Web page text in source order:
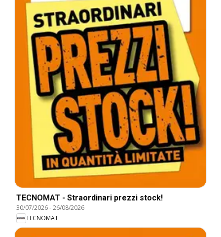
TECNOMAT - Straordinari prezzi stock!
30/07/2026-26/08/2026
TECNOMAT